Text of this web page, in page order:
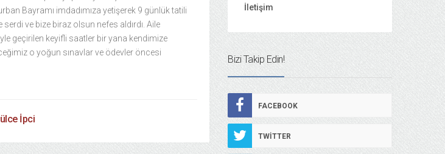
Bayramı imdadımıza yetişerek 9 günlük tatili
serdi ve bize biraz olsun nefes aldırdı. Aile
geçirilen keyifli saatler bir yana kendimize
o yoğun sınavlar ve ödevler öncesi
İpci
İletişim
Bizi Takip Edin!
FACEBOOK
TWITTER